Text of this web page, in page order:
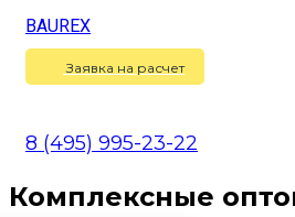
BAUREX
Заявка на расчет
8 (495) 995-23-22
Комплексные